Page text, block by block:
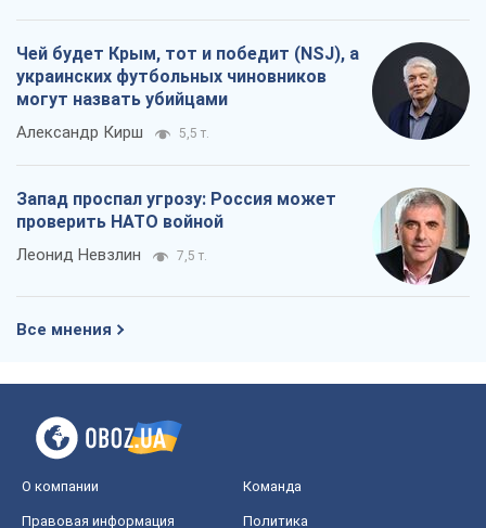
Чей будет Крым, тот и победит (NSJ), а
украинских футбольных чиновников
могут назвать убийцами
Александр Кирш 5,5 т.
Запад проспал угрозу: Россия может
проверить НАТО войной
Леонид Невзлин 7,5 т.
Все мнения
О компании Команда
Правовая информация
Политика